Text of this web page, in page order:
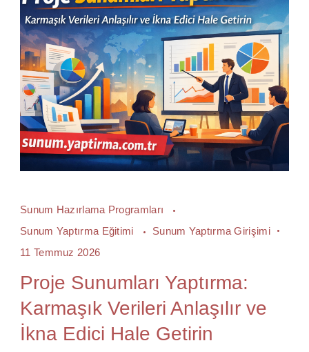
Sunum Hazırlama Programları
Sunum Yaptırma Eğitimi
Sunum Yaptırma Girişimi
11 Temmuz 2026
Proje Sunumları Yaptırma:
Karmaşık Verileri Anlaşılır ve
İkna Edici Hale Getirin